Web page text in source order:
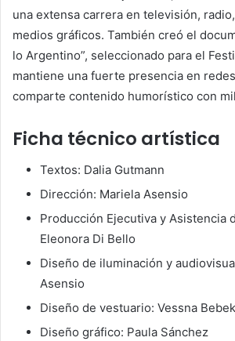
una extensa carrera en televisión,
medios gráficos. También creó el
lo Argentino”, seleccionado para el
mantiene una fuerte presencia en
comparte contenido humorístico con
Ficha técnico artística
Textos: Dalia Gutmann
Dirección: Mariela Asensio
Producción Ejecutiva y Asistencia
Eleonora Di Bello
Diseño de iluminación y
Asensio
Diseño de vestuario: Vessna Bebek
Diseño gráfico: Paula Sánchez